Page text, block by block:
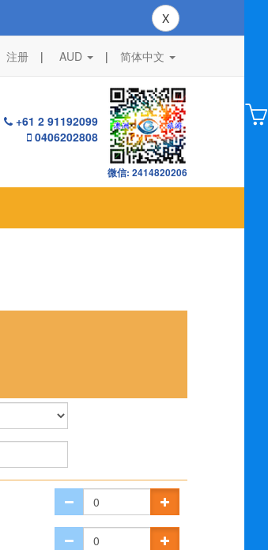
X
注册 AUD | 简体中文
+61 2 91192099
0406202808
微信: 2414820206